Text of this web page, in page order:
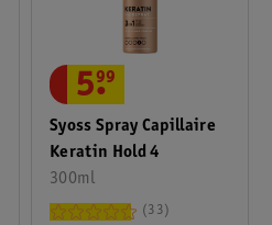
Syoss Spray Capillaire
Keratin Hold 4
300ml
5.
99
33